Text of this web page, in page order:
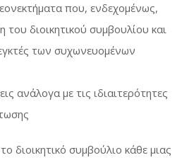
που, ενδεχομένως,
του διοικητικού συμβουλίου και
των συχωνευομένων
ανάλογα με τις ιδιαιτερότητες
διοικητικό συμβούλιο κάθε μιας